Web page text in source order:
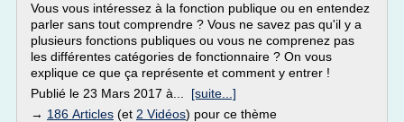
Vous vous intéressez à la fonction publique ou en entendez
parler sans tout comprendre ? Vous ne savez pas qu'il y a
plusieurs fonctions publiques ou vous ne comprenez pas
les différentes catégories de fonctionnaire ? On vous
explique ce que ça représente et comment y entrer !
Publié le 23 Mars 2017 à... [suite...]
→ 186 Articles (et 2 Vidéos) pour ce thème